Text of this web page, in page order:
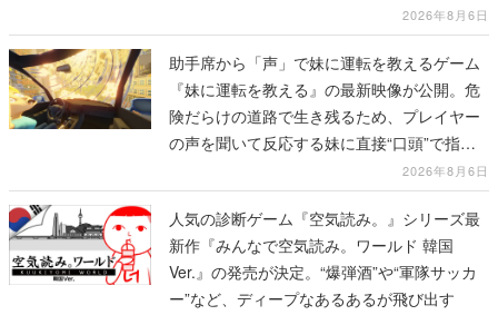
2026年8月6日
助手席から「声」で妹に運転を教えるゲーム
『妹に運転を教える』の最新映像が公開。危
険だらけの道路で生き残るため、プレイヤー
の声を聞いて反応する妹に直接“口頭”で指示
2026年8月6日
人気の診断ゲーム『空気読み。』シリーズ最
新作『みんなで空気読み。ワールド 韓国
Ver.』の発売が決定。“爆弾酒”や“軍隊サッカ
ー”など、ディープなあるあるが飛び出す